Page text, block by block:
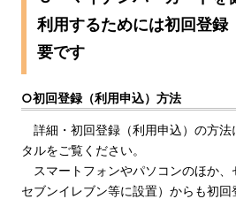
利用するためには初回登録
要です
○初回登録（利用申込）方法
詳細・初回登録（利用申込）の方法
タルをご覧ください。
スマートフォンやパソコンのほか、
セブンイレブン等に設置）からも初回